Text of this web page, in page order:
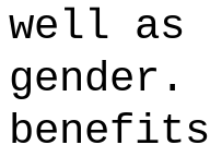
well as
gender.